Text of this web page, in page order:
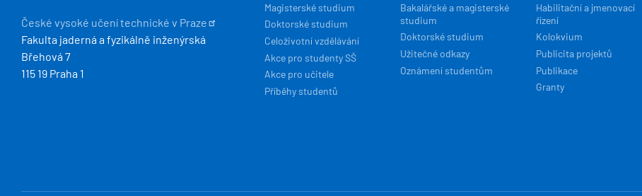
Magisterské studium
Doktorské studium
Celoživotní vzdělávání
Akce pro studenty SŠ
Akce pro učitele
Příběhy studentů
Bakalářské a magisterské
studium
Doktorské studium
Užitečné odkazy
Oznámení studentům
Habilitační a jmenovací
řízení
Kolokvium
Publicita projektů
Publikace
Granty
České vysoké učení technické v Praze
Fakulta jaderná a fyzikálně inženýrská
Břehová 7
115 19 Praha 1